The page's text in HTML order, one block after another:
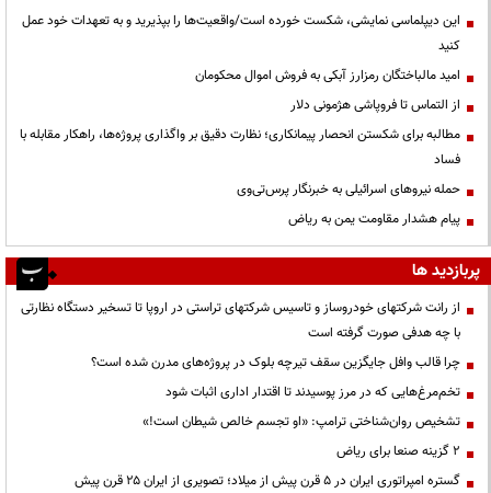
این دیپلماسی نمایشی، شکست خورده است/واقعیت‌ها را بپذیرید و به تعهدات خود عمل
کنید
امید مالباختگان رمزارز آبکی به فروش اموال محکومان
از التماس تا فروپاشی هژمونی دلار
مطالبه برای شکستن انحصار پیمانکاری؛ نظارت دقیق بر واگذاری پروژه‌ها، راهکار مقابله با
فساد
حمله نیروهای اسرائیلی به خبرنگار پرس‌تی‌وی
پیام هشدار مقاومت یمن به ریاض
پربازدید ها
از رانت‌ شرکتهای خودروساز و تاسیس شرکتهای تراستی در اروپا تا تسخیر دستگاه نظارتی
با چه هدفی صورت گرفته است
چرا قالب وافل جایگزین سقف تیرچه بلوک در پروژه‌های مدرن شده است؟
تخم‌مرغ‌هایی که در مرز پوسیدند تا اقتدار اداری اثبات شود
تشخیص روان‌شناختی ترامپ: «او تجسم خالص شیطان است!»
۲ گزینه صنعا برای ریاض
گستره امپراتوری ایران در ۵ قرن پیش از میلاد؛ تصویری از ایران ۲۵ قرن پیش